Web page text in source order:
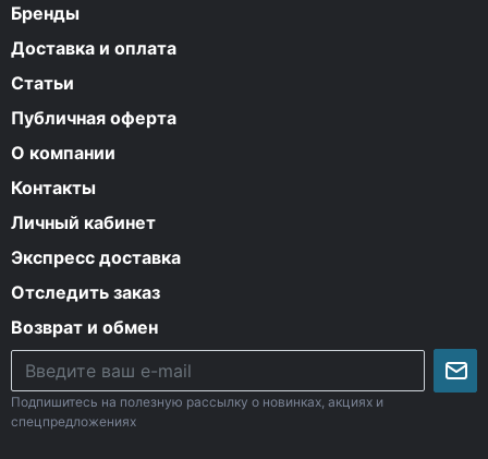
Бренды
Доставка и оплата
Статьи
Публичная оферта
О компании
Контакты
Личный кабинет
Экспресс доставка
Отследить заказ
Возврат и обмен
Подпишитесь на полезную рассылку о новинках, акциях и
спецпредложениях